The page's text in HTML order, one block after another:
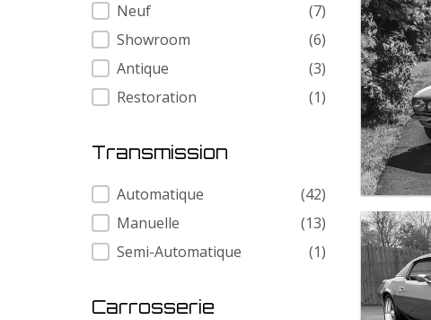
Neuf
(7)
Showroom
(6)
Antique
(3)
Restoration
(1)
Transmission
Transmission
Automatique
(42)
Manuelle
(13)
Semi-Automatique
(1)
Carrosserie